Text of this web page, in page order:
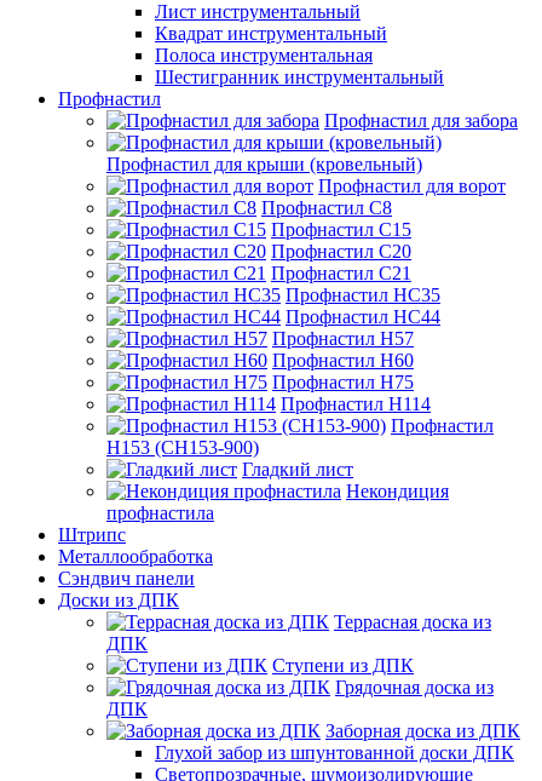
Лист инструментальный
Квадрат инструментальный
Полоса инструментальная
Шестигранник инструментальный
Профнастил
Профнастил для забора
Профнастил для крыши (кровельный)
Профнастил для ворот
Профнастил С8
Профнастил С15
Профнастил С20
Профнастил С21
Профнастил НС35
Профнастил НС44
Профнастил Н57
Профнастил Н60
Профнастил Н75
Профнастил Н114
Профнастил
Н153 (СН153-900)
Гладкий лист
Некондиция
профнастила
Штрипс
Металлообработка
Сэндвич панели
Доски из ДПК
Террасная доска из
ДПК
Ступени из ДПК
Грядочная доска из
ДПК
Заборная доска из ДПК
Глухой забор из шпунтованной доски ДПК
Светопрозрачные, шумоизолирующие